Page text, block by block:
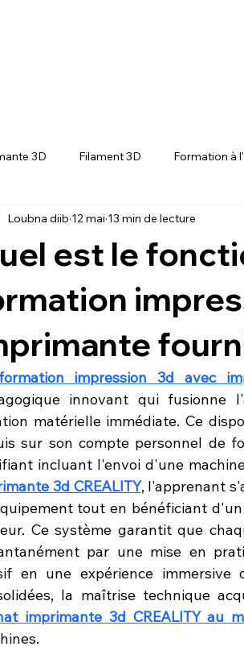
3D Filament 3D Formation à
i7 Color Combo CREALITY
est le
Loubna diib 12 mai 13 min de lecture
formation impression 3d avec
innovant qui fusionne
matérielle immédiate. Ce
sur son compte personnel de
incluant l'envoi d'une
3d CREALITY, l'apprenant
tout en bénéficiant
Ce système garantit que
par une mise en
en une expérience
la maîtrise technique
imprimante 3d CREALITY au